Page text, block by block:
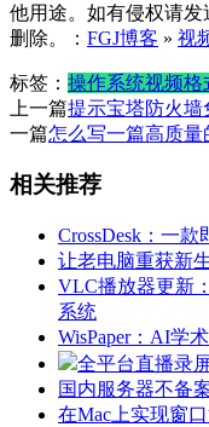
他用途。如有侵权请发
删除。： FGJ博客 » 视
标签： 操作系统视频格
上一篇提示宝塔防火
一篇怎么写一篇高质量
相关推荐
CrossDesk：一
让老电脑重获新
VLC播放器更新
系统
WisPaper：AI学
全平台直播录
国内服务器不备
在Mac上实现窗